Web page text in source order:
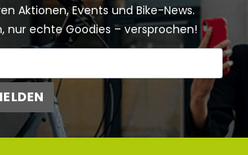
Aktionen, Events und Bike-News.
nur echte Goodies – versprochen!